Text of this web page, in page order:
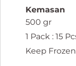
Kemasan
500 gr
1 Pack : 15
Keep Frozen